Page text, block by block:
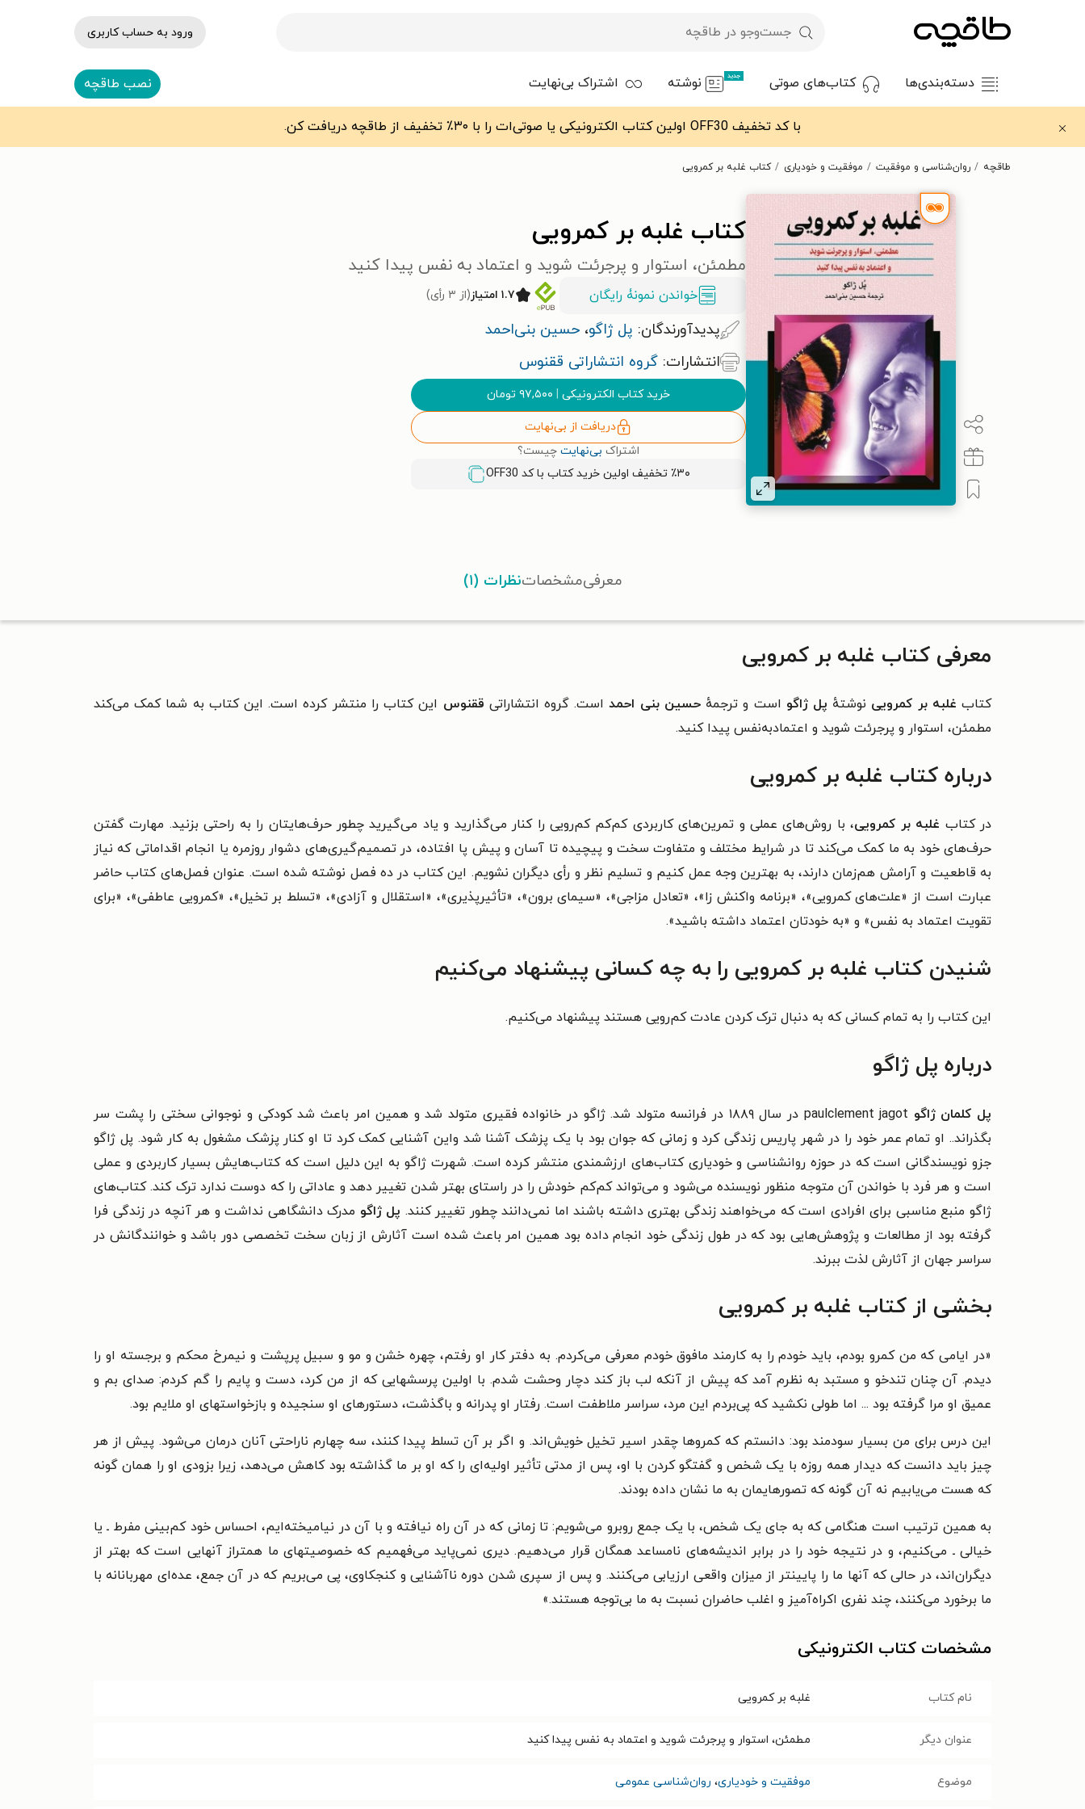
ورود به حساب کاربری
دسته‌بندی‌ها کتاب‌های صوتی جدید نوشته اشتراک بی‌نهایت نصب طاقچه
با کد تخفیف OFF30 اولین کتاب الکترونیکی یا صوتی‌ات را با ۳۰٪ تخفیف از طاقچه دریافت کن.
طاقچه روان‌شناسی و موفقیت موفقیت و خودیاری کتاب غلبه بر کمرویی
کتاب غلبه بر کمرویی
مطمئن، استوار و پرجرئت شوید و اعتماد به نفس پیدا کنید
خواندن نمونۀ رایگان ۱.۷ امتیاز (از ۳ رأی)
پدیدآورندگان: پل ژاگو، حسین بنی‌احمد
انتشارات: گروه انتشاراتی ققنوس
خرید کتاب الکترونیکی | ۹۷,۵۰۰ تومان
دریافت از بی‌نهایت
اشتراک بی‌نهایت چیست؟
٪۳۰ تخفیف اولین خرید کتاب با کد
OFF30
معرفیمشخصاتنظرات (۱)
معرفی کتاب غلبه بر کمرویی
کتاب غلبه بر کمرویی نوشتهٔ پل ژاگو است و ترجمهٔحسین بنی‌ احمداست. گروه انتشاراتی ققنوس این کتاب را منتشر کرده است. این کتاب به شما کمک می‌کند
مطمئن، استوار و پرجرئت شوید و اعتمادبه‌نفس پیدا کنید.
درباره کتاب غلبه بر کمرویی
در کتاب غلبه بر کمرویی، با روش‌های عملی و تمرین‌های کاربردی کم‌کم کم‌رویی را کنار می‌گذارید و یاد می‌گیرید چطور حرف‌هایتان را به راحتی بزنید. مهارت گفتن
حرف‌های خود به ما کمک می‌کند تا در شرایط مختلف و متفاوت سخت و پیچیده تا آسان و پیش پا افتاده، در تصمیم‌گیری‌های دشوار روزمره یا انجام اقداماتی که نیاز
به قاطعیت و آرامش هم‌زمان دارند، به بهترین وجه عمل کنیم و تسلیم نظر و رأی دیگران نشویم. این کتاب در ده فصل نوشته شده است. عنوان فصل‌های کتاب حاضر
عبارت است از «علت‌های کمرویی»، «برنامه واکنش زا»، «تعادل مزاجی»، «سیمای برون»، «تأثیرپذیری»، «استقلال و آزادی»، «تسلط بر تخیل»، «کمرویی عاطفی»، «برای
تقویت اعتماد به نفس» و «به خودتان اعتماد داشته باشید».
شنیدن کتاب غلبه بر کمرویی را به چه کسانی پیشنهاد می‌کنیم
این کتاب را به تمام کسانی که به دنبال ترک کردن عادت کم‌رویی هستند پیشنهاد می‌کنیم.
درباره پل ژاگو
پل کلمان ژاگو
paulclement jagot در سال ۱۸۸۹ در فرانسه متولد شد. ژاگو در خانواده فقیری متولد شد و همین امر باعث شد کودکی و نوجوانی سختی را پشت سر
بگذراند.. او تمام عمر خود را در شهر پاریس زندگی کرد و زمانی که جوان بود با یک پزشک آشنا شد واین آشنایی کمک کرد تا او کنار پزشک مشغول به کار شود. پل ژاگو
جزو نویسندگانی است که در حوزه‌ روانشناسی و خودیاری کتاب‌های ارزشمندی منتشر کرده است. شهرت ژاگو به این دلیل است که کتاب‌هایش بسیار کاربردی و عملی
است و هر فرد با خواندن آن متوجه منظور نویسنده می‌شود و می‌تواند کم‌کم خودش را در راستای بهتر شدن تغییر دهد و عاداتی را که دوست ندارد ترک کند. کتاب‌های
ژاگو منبع مناسبی برای افرادی است که می‌خواهند زندگی بهتری داشته باشند اما نمی‌دانند چطور تغییر کنند. پل ژاگو مدرک دانشگاهی نداشت و هر آنچه در زندگی فرا
گرفته بود از مطالعات و پژوهش‌هایی بود که در طول زندگی خود انجام داده بود همین امر باعث شده است آثارش از زبان سخت تخصصی دور باشد و خوانندگانش در
سراسر جهان از آثارش لذت ببرند.
بخشی از کتاب غلبه بر کمرویی
«در ایامی که من کمرو بودم، باید خودم را به کارمند مافوق خودم معرفی می‌کردم. به دفتر کار او رفتم، چهره خشن و مو و سبیل پرپشت و نیمرخ محکم و برجسته او را
دیدم. آن چنان تندخو و مستبد به نظرم آمد که پیش از آنکه لب باز کند دچار وحشت شدم. با اولین پرسشهایی که از من کرد، دست و پایم را گم کردم: صدای بم و
عمیق او مرا گرفته بود ... اما طولی نکشید که پی‌بردم این مرد، سراسر ملاطفت است. رفتار او پدرانه و باگذشت، دستورهای او سنجیده و بازخواستهای او ملایم بود.
این درس برای من بسیار سودمند بود: دانستم که کمروها چقدر اسیر تخیل خویش‌اند. و اگر بر آن تسلط پیدا کنند، سه چهارم ناراحتی آنان درمان می‌شود. پیش از هر
چیز باید دانست که دیدار همه روزه با یک شخص و گفتگو کردن با او، پس از مدتی تأثیر اولیه‌ای را که او بر ما گذاشته بود کاهش می‌دهد، زیرا بزودی او را همان گونه
که هست می‌یابیم نه آن گونه که تصورهایمان به ما نشان داده بودند.
به همین ترتیب است هنگامی که به جای یک شخص، با یک جمع روبرو می‌شویم: تا زمانی که در آن راه نیافته و با آن در نیامیخته‌ایم، احساس خود کم‌بینی مفرط ـ یا
خیالی ـ می‌کنیم، و در نتیجه خود را در برابر اندیشه‌های نامساعد همگان قرار می‌دهیم. دیری نمی‌پاید می‌فهمیم که خصوصیتهای ما همتراز آنهایی است که بهتر از
دیگران‌اند، در حالی که آنها ما را پایینتر از میزان واقعی ارزیابی می‌کنند. و پس از سپری شدن دوره ناآشنایی و کنجکاوی، پی می‌بریم که در آن جمع، عده‌ای مهربانانه با
ما برخورد می‌کنند، چند نفری اکراه‌آمیز و اغلب حاضران نسبت به ما بی‌توجه هستند.»
مشخصات کتاب الکترونیکی
نام کتاب غلبه بر کمرویی
عنوان دیگر مطمئن، استوار و پرجرئت شوید و اعتماد به نفس پیدا کنید
موضوع موفقیت و خودیاری، روان‌شناسی عمومی